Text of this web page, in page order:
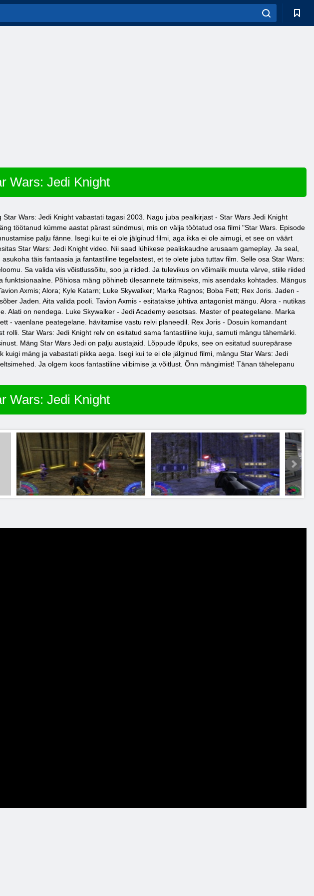
Wars: Jedi Knight
Wars: Jedi Knight vabastati tagasi 2003. Nagu juba pealkirjast - Star Wars Jedi Knight
töötanud kümme aastat pärast sündmusi, mis on välja töötatud osa filmi "Star Wars. Episode
palju fänne. Isegi kui te ei ole jälginud filmi, aga ikka ei ole aimugi, et see on väärt
Star Wars: Jedi Knight video. Nii saad lühikese pealiskaudne arusaam gameplay. Ja seal,
täis fantaasia ja fantastiline tegelastest, et te olete juba tuttav film. Selle osa Star Wars:
Sa valida viis võistlussõitu, soo ja riided. Ja tulevikus on võimalik muuta värve, stiile riided
Põhiosa mäng põhineb ülesannete täitmiseks, mis asendaks kohtades. Mängus
Axmis; Alora; Kyle Katarn; Luke Skywalker; Marka Ragnos; Boba Fett; Rex Joris. Jaden -
Jaden. Aita valida pooli. Tavion Axmis - esitatakse juhtiva antagonist mängu. Alora - nutikas
on nendega. Luke Skywalker - Jedi Academy eesotsas. Master of peategelane. Marka
- vaenlane peategelane. hävitamise vastu relvi planeedil. Rex Joris - Dosuin komandant
Star Wars: Jedi Knight relv on esitatud sama fantastiline kuju, samuti mängu tähemärki.
Mäng Star Wars Jedi on palju austajaid. Lõppude lõpuks, see on esitatud suurepärase
mäng ja vabastati pikka aega. Isegi kui te ei ole jälginud filmi, mängu Star Wars: Jedi
Ja olgem koos fantastiline viibimise ja võitlust. Õnn mängimist! Tänan tähelepanu
Wars: Jedi Knight